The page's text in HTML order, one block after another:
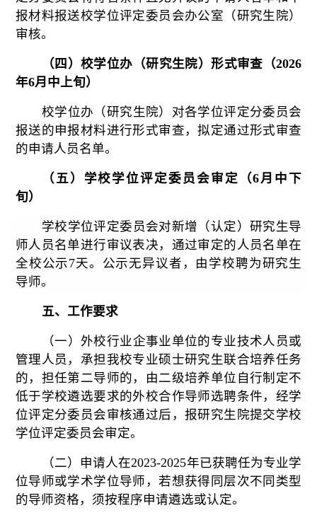
报材料报送校学位评定委员会办公室（研究生院）
审核。
（四）校学位办（研究生院）形式审查（2026
年6月中 上旬）
校学位办（研究生院）对各学位评定分委员会
报送的申报材料进行形式审查，拟定通过形式审查
的申请人员名单。
（五）学校学位评定委员会审定（6月 中下
旬）
学校学位评定委员会对新增（认定）研究生导
师人员名单进行审议表决，通过审定的人员名单在
全校公示7天。公示无异议者，由学校聘为研究生
导师。
五、工作要求
（一）外校行业企事业单位的专业技术人员或
管理人员，承担我校专业硕士研究生联合培养任务
的，担任第二导师的，由二级培养单位自行制定不
低于学校遴选要求的外校合作导师选聘条件，经学
位评定分委员会审核通过后，报研究生院提交学校
学位评定委员会审定。
（二） 申请人在2023-2025年已获聘任为专业学
位导师或学术学位导师，若想获得同层次不同类型
的导师资格，须按程序申请遴选或认定。